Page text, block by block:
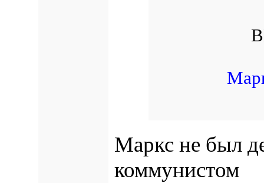
Маркс не был
коммунистом